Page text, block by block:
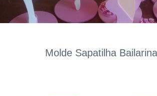
Molde Sapatilha